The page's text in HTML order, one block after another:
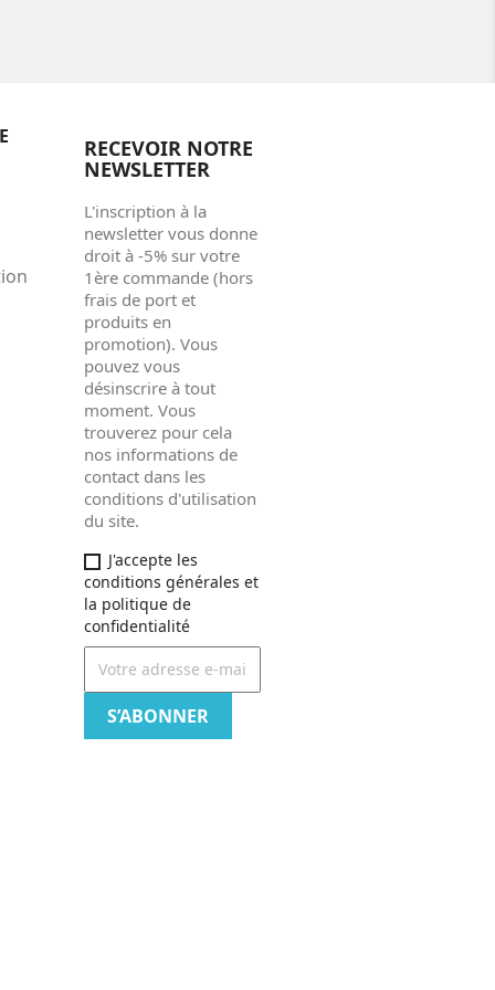
RECEVOIR NOTRE
NEWSLETTER
L'inscription à la
newsletter vous donne
droit à -5% sur votre
1ère commande (hors
frais de port et
produits en
promotion). Vous
pouvez vous
désinscrire à tout
moment. Vous
trouverez pour cela
nos informations de
contact dans les
conditions d'utilisation
du site.
J'accepte les
conditions générales et
la politique de
confidentialité